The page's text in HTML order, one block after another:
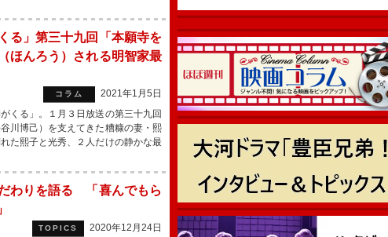
る」第三十九回「本願寺を
ほんろう）される明智家最
コラム
2021年1月5日
くる」。１月３日放送の第三十九回
川博己）を支えてきた糟糠の妻・熙
た熙子と光秀、２人だけの静かな最
わりを語る 「喜んでもら
TOPICS
2020年12月24日